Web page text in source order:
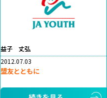
益子 丈弘
2012.07.03
盟友とともに